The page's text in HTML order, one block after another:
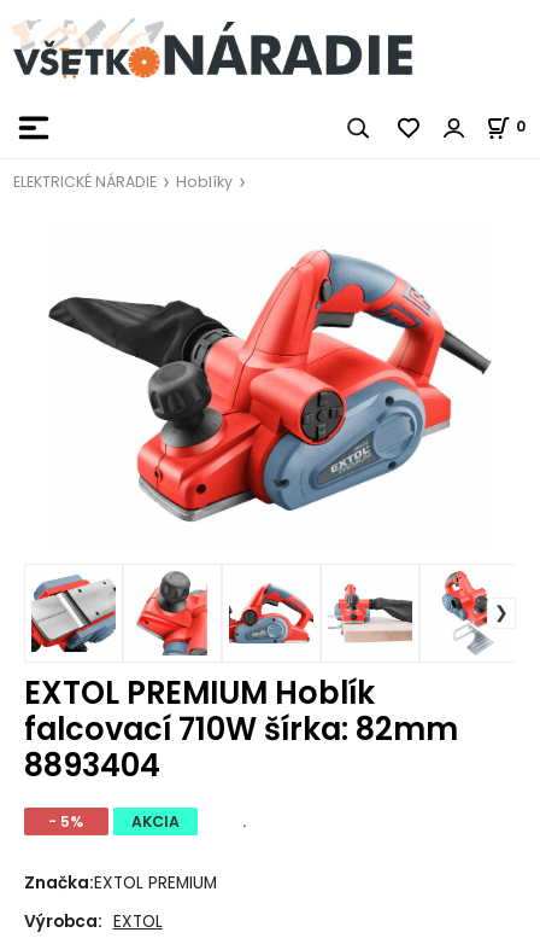
0
ELEKTRICKÉ NÁRADIE Hoblíky
EXTOL PREMIUM Hoblík
falcovací 710W šírka: 82mm
8893404
- 5% AKCIA .
Značka:EXTOL PREMIUM
Výrobca: EXTOL